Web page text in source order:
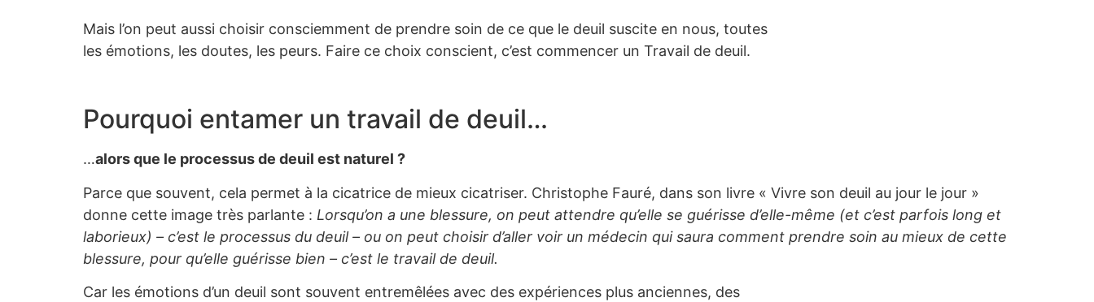
Mais l’on peut aussi choisir consciemment de prendre soin de ce que le deuil suscite en nous, toutes
les émotions, les doutes, les peurs. Faire ce choix conscient, c’est commencer un Travail de deuil.
Pourquoi entamer un travail de deuil…
…alors que le processus de deuil est naturel ?
Parce que souvent, cela permet à la cicatrice de mieux cicatriser. Christophe Fauré, dans son livre « Vivre son deuil au jour le jour »
donne cette image très parlante : Lorsqu’on a une blessure, on peut attendre qu’elle se guérisse d’elle-même (et c’est parfois long et
laborieux) – c’est le processus du deuil – ou on peut choisir d’aller voir un médecin qui saura comment prendre soin au mieux de cette
blessure, pour qu’elle guérisse bien – c’est le travail de deuil.
Car les émotions d’un deuil sont souvent entremêlées avec des expériences plus anciennes, des